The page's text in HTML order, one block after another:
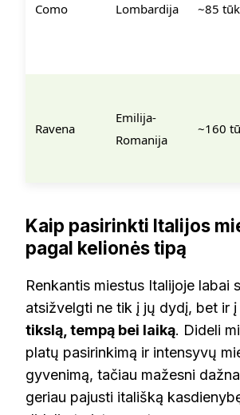
Como Lombardija ~85
Ravena
Emilija-
Romanija
~160
Kaip pasirinkti Italijos
pagal kelionės tipą
Renkantis miestus Italijoje labai
atsižvelgti ne tik į jų dydį, bet ir į
tikslą, tempą bei laiką. Dideli
platų pasirinkimą ir intensyvų
gyvenimą, tačiau mažesni
geriau pajusti itališką